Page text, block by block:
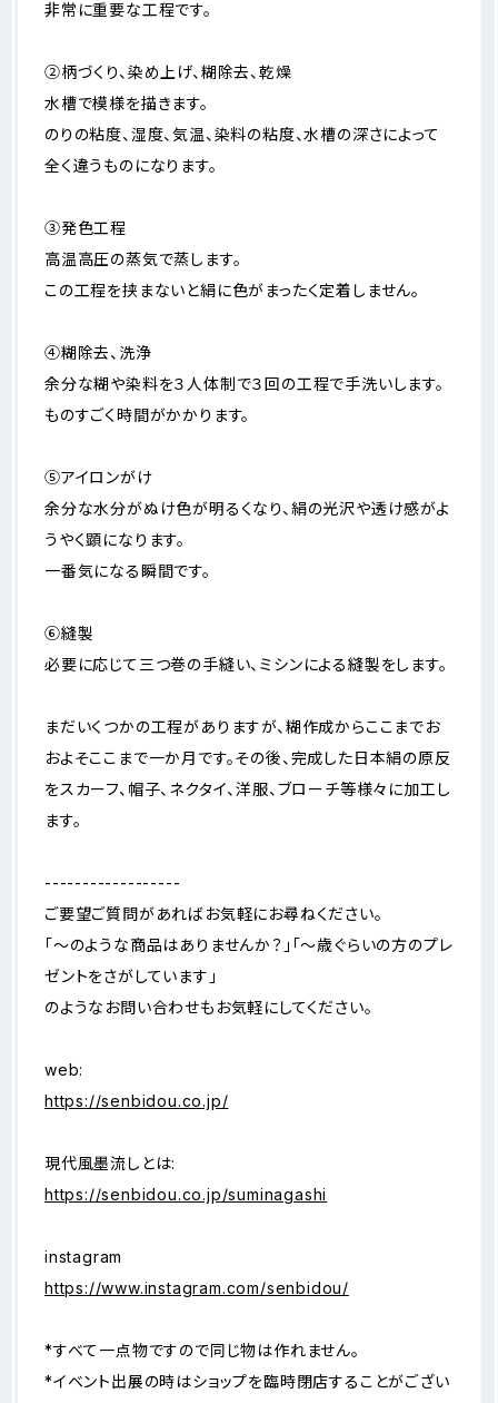
非常に重要な工程です。
②柄づくり、染め上げ、糊除去、乾燥
水槽で模様を描きます。
のりの粘度、湿度、気温、染料の粘度、水槽の深さによって
全く違うものになります。
③発色工程
高温高圧の蒸気で蒸します。
この工程を挟まないと絹に色がまったく定着しません。
④糊除去、洗浄
余分な糊や染料を３人体制で３回の工程で手洗いします。
ものすごく時間がかかります。
⑤アイロンがけ
余分な水分がぬけ色が明るくなり、絹の光沢や透け感がよ
うやく顕になります。
一番気になる瞬間です。
⑥縫製
必要に応じて三つ巻の手縫い、ミシンによる縫製をします。
まだいくつかの工程がありますが、糊作成からここまでお
およそここまで一か月です。その後、完成した日本絹の原反
をスカーフ、帽子、ネクタイ、洋服、ブローチ等様々に加工し
ます。
------------------
ご要望ご質問があればお気軽にお尋ねください。
「～のような商品はありませんか？」「～歳ぐらいの方のプレ
ゼントをさがしています」
のようなお問い合わせもお気軽にしてください。
web:
https://senbidou.co.jp/
現代風墨流しとは:
https://senbidou.co.jp/suminagashi
instagram
https://www.instagram.com/senbidou/
*すべて一点物ですので同じ物は作れません。
*イベント出展の時はショップを臨時閉店することがござい